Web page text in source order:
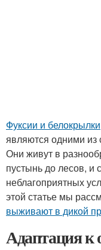
Фуксии и белокрылки
являются одними
Они живут в
пустынь до лесов,
неблагоприятных
этой статье мы
выживают в дикой
Адаптация к